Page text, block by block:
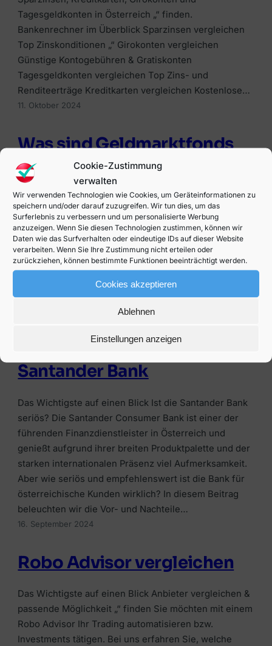
Cookie-Zustimmung
verwalten
Wir verwenden Technologien wie Cookies, um Geräteinformationen zu
speichern und/oder darauf zuzugreifen. Wir tun dies, um das
Surferlebnis zu verbessern und um personalisierte Werbung
anzuzeigen. Wenn Sie diesen Technologien zustimmen, können wir
Daten wie das Surfverhalten oder eindeutige IDs auf dieser Website
verarbeiten. Wenn Sie Ihre Zustimmung nicht erteilen oder
zurückziehen, können bestimmte Funktionen beeinträchtigt werden.
Cookies akzeptieren
Ablehnen
Einstellungen anzeigen
Tagesgeldkonten in Österreich „“ finden.
Bankenrechner im Überblick Sparzinsen vergleichen
Top Zinskonditionen „“ Girokonten vergleichen
Günstige Kontogebühren & Gratiskonten
Tagesgeldkonten vergleichen Top Zins- und
Renditeerträge Kreditkarten vergleichen Kostenlose…
11. Oktober 2024
Was sind Geldmarktfonds
Geldmarktfonds können eine relativ sichere und
gleichzeitig rentable Anlagemöglichkeit sein und somit
eine attraktive Alternative zu anderen
Investitionsmöglichkeiten. Erfahren Sie in diesem
Beitrag, was genau Geldmarktfonds sind, welche Vor-
und Nachteile diese Anlage bietet und ob sich diese
für Sie wirklich eignet. Das Wichtigste auf einen Blick
Was sind Geldmarktfonds? Wissenswertes Wie
funktionieren Geldmarktfonds? Bei…
Erfahrungen mit der
Santander Bank
Das Wichtigste auf einen Blick Ist die Santander Bank
seriös? Die Santander Consumer Bank ist einer der
führenden Finanzdienstleister in Österreich und
genießt aufgrund ihrer breiten Produktpalette und der
starken internationalen Präsenz viel Aufmerksamkeit.
Aber wie seriös und empfehlenswert ist die Bank für
österreichische Kunden wirklich? In diesem Beitrag
beleuchten wir die Vor- und Nachteile…
16. September 2024
Robo Advisor vergleichen
Das Wichtigste auf einen Blick Anbieter vergleichen &
passende Möglichkeit „“ finden Sie möchten mit einem
Robo Advisor Ihr Trading automatisieren bzw.
Investments tätigen. Bei uns erfahren Sie, welche